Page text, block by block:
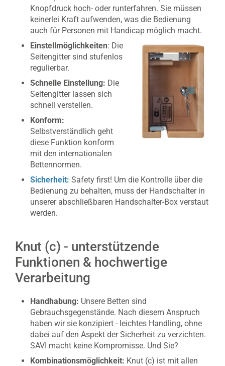
Knopfdruck hoch- oder runterfahren. Sie müssen
keinerlei Kraft aufwenden, was die Bedienung
auch für Personen mit Handicap möglich macht.
Einstellmöglichkeiten: Die
Seitengitter sind stufenlos
regulierbar.
Schnelle Einstellung: Die
Seitengitter lassen sich
schnell verstellen.
Konform:
Selbstverständlich geht
diese Funktion konform
mit den internationalen
Bettennormen.
Sicherheit: Safety first! Um die Kontrolle über die
Bedienung zu behalten, muss der Handschalter in
unserer abschließbaren Handschalter-Box verstaut
werden.
Knut (c) - unterstützende
Funktionen & hochwertige
Verarbeitung
Handhabung: Unsere Betten sind
Gebrauchsgegenstände. Nach diesem Anspruch
haben wir sie konzipiert - leichtes Handling, ohne
dabei auf den Aspekt der Sicherheit zu verzichten.
SAVI macht keine Kompromisse. Und Sie?
Kombinationsmöglichkeit: Knut (c) ist mit allen